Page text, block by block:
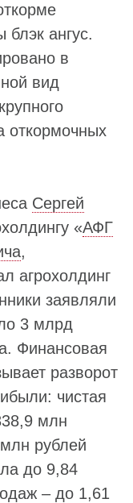
ангус.
в
вид
откормочных
Сергей
«АФГ
,
агрохолдинг
заявляли
3 млрд
Финансовая
разворот
чистая
млн
рублей
до 9,84
– до 1,61